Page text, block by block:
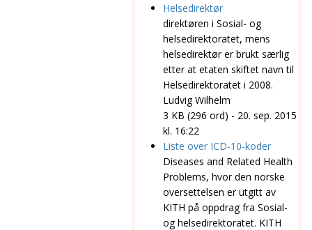
Helsedirektør
direktøren i Sosial- og
helsedirektoratet, mens
helsedirektør er brukt særlig
etter at etaten skiftet navn til
Helsedirektoratet i 2008.
Ludvig Wilhelm
3 KB (296 ord) - 20. sep. 2015
kl. 16:22
Liste over ICD-10-koder
Diseases and Related Health
Problems, hvor den norske
oversettelsen er utgitt av
KITH på oppdrag fra Sosial-
oghelsedirektoratet. KITH